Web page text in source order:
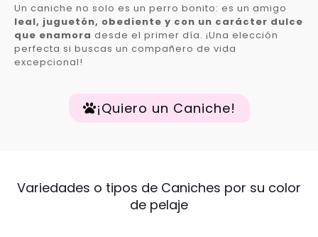
Un caniche no solo es un perro bonito: es un amigo
leal, juguetón, obediente y con un carácter dulce
que enamora desde el primer día. ¡Una elección
perfecta si buscas un compañero de vida
excepcional!
¡Quiero un Caniche!
Variedades o tipos de Caniches por su color
de pelaje